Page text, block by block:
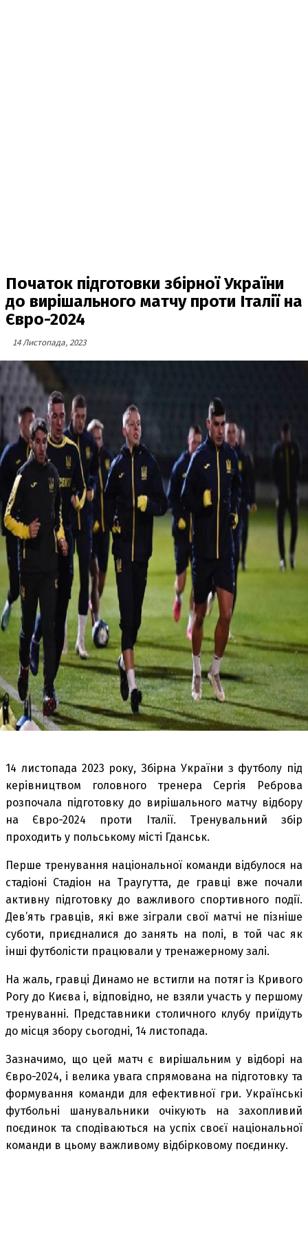
Початок підготовки збірної України
до вирішального матчу проти Італії на
Євро-2024
14 Листопада, 2023
14 листопада 2023 року, Збірна України з футболу під
керівництвом головного тренера Сергія Реброва
розпочала підготовку до вирішального матчу відбору
на Євро-2024 проти Італії. Тренувальний збір
проходить у польському місті Гданськ.
Перше тренування національної команди відбулося на
стадіоні Стадіон на Траугутта, де гравці вже почали
активну підготовку до важливого спортивного події.
Дев’ять гравців, які вже зіграли свої матчі не пізніше
суботи, приєдналися до занять на полі, в той час як
інші футболісти працювали у тренажерному залі.
На жаль, гравці Динамо не встигли на потяг із Кривого
Рогу до Києва і, відповідно, не взяли участь у першому
тренуванні. Представники столичного клубу приїдуть
до місця збору сьогодні, 14 листопада.
Зазначимо, що цей матч є вирішальним у відборі на
Євро-2024, і велика увага спрямована на підготовку та
формування команди для ефективної гри. Українські
футбольні шанувальники очікують на захопливий
поєдинок та сподіваються на успіх своєї національної
команди в цьому важливому відбірковому поєдинку.